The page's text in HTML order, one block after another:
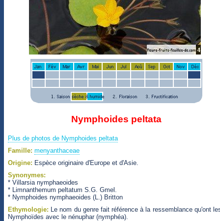
Nymphoides peltata
Plus de photos de Nymphoides peltata
Famille: menyanthaceae
Origine: Espèce originaire d'Europe et d'Asie.
Synonymes:
* Villarsia nymphaeoides
* Limnanthemum peltatum S.G. Gmel.
* Nymphoides nymphaeoides (L.) Britton
Ethymologie: Le nom du genre fait référence à la ressemblance qu'ont
Nymphoïdes avec le nénuphar (nymphéa).